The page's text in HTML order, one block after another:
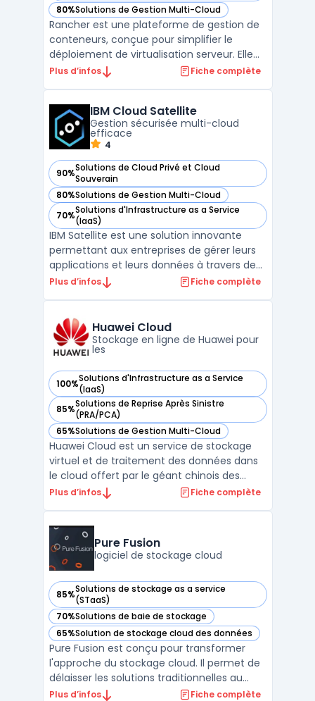
80%Solutions de Gestion Multi-Cloud
— voir Rancher dans cette catégorie
Rancher est une plateforme de gestion de
conteneurs, conçue pour simplifier le
déploiement de virtualisation serveur. Elle
offre des capacités de gestion multi-cloud,
de Docker et de Kubernetes. Rancher est
égal ...
Plus d’infos Fiche complète
IBM Cloud Satellite
Gestion sécurisée multi-cloud
efficace
4
90%Solutions de Cloud Privé et Cloud
Souverain
— voir IBM Cloud Satellite dans cette catégorie
80%Solutions de Gestion Multi-Cloud
— voir IBM Cloud Satellite dans cette catégorie
70%Solutions d'Infrastructure as a Service
(IaaS)
— voir IBM Cloud Satellite dans cette catégorie
IBM Satellite est une solution innovante
permettant aux entreprises de gérer leurs
applications et leurs données à travers des
environnements cloud variés. Grâce à IBM
tout en conservant un contrôle centralisé.
Cet ...
Plus d’infos Fiche complète
Huawei Cloud
Stockage en ligne de Huawei pour
les
100%Solutions d'Infrastructure as a Service
(IaaS)
— voir Huawei Cloud dans cette catégorie
85%Solutions de Reprise Après Sinistre
(PRA/PCA)
— voir Huawei Cloud dans cette catégorie
65%Solutions de Gestion Multi-Cloud
— voir Huawei Cloud dans cette catégorie
Huawei Cloud est un service de stockage
virtuel et de traitement des données dans
le cloud offert par le géant chinois des
télécommunications, Huawei Technologies.
analyser leurs données à distance, en toute
sécurité et de ...
Plus d’infos Fiche complète
Pure Fusion
logiciel de stockage cloud
85%Solutions de stockage as a service
(STaaS)
— voir Pure Fusion dans cette catégorie
70%Solutions de baie de stockage
— voir Pure Fusion dans cette catégorie
65%Solution de stockage cloud des données
— voir Pure Fusion dans cette catégorie
Pure Fusion est conçu pour transformer
l'approche du stockage cloud. Il permet de
délaisser les solutions traditionnelles au
profit d'un modèle cloud en libre-service,
Plus d’infos Fiche complète